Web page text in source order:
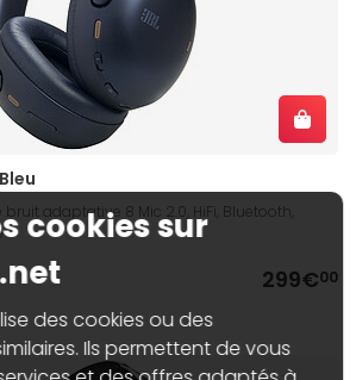
adaptative 8 Mic 2.0, HiFi, Bluetooth,
299€00
cookies sur
des cookies ou des
Ils permettent de vous